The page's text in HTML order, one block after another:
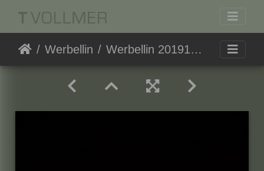
Werbellin Werbellin 20191019-194930 3526